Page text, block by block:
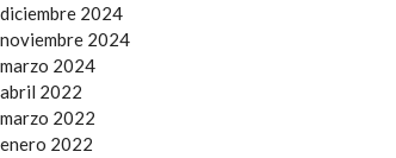
diciembre 2024
noviembre 2024
marzo 2024
abril 2022
marzo 2022
enero 2022